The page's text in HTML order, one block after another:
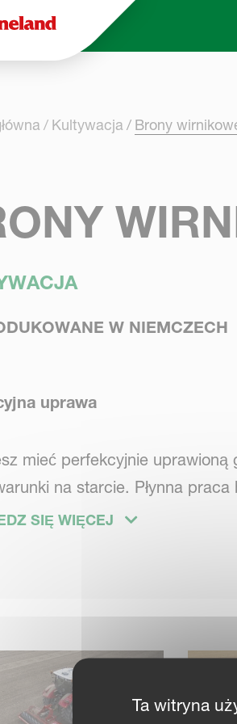
Kultywacja Brony
W NIEMCZECH
uprawa
mieć perfekcyjnie
na starcie. Płynna
Brony wirnikowe
niezawodnej maszyny,
Nadal jednak nie
SIĘ WIĘCEJ
cookies
Ta witryna